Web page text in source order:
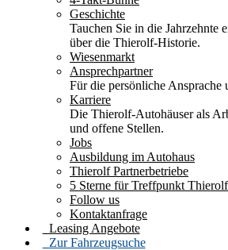
Geschichte
Tauchen Sie in die Jahrzehnte
über die Thierolf-Historie.
Wiesenmarkt
Ansprechpartner
Für die persönliche
Karriere
Die Thierolf-Autohäuser als
und offene Stellen.
Jobs
Ausbildung im Autohaus
Thierolf Partnerbetriebe
5 Sterne für Treffpunkt Thierolf
Follow us
Kontaktanfrage
Leasing Angebote
Zur Fahrzeugsuche